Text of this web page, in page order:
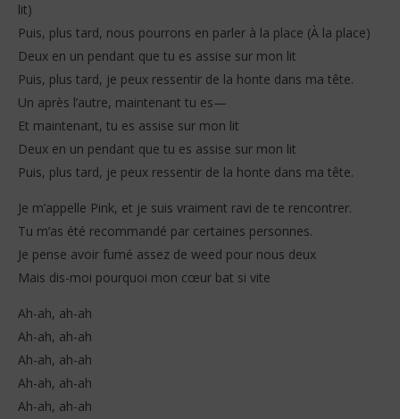
lit)
Puis, plus tard, nous pourrons en parler à la place (À la place)
Deux en un pendant que tu es assise sur mon lit
Puis, plus tard, je peux ressentir de la honte dans ma tête.
Un après l’autre, maintenant tu es—
Et maintenant, tu es assise sur mon lit
Deux en un pendant que tu es assise sur mon lit
Puis, plus tard, je peux ressentir de la honte dans ma tête.
Je m’appelle Pink, et je suis vraiment ravi de te rencontrer.
Tu m’as été recommandé par certaines personnes.
Je pense avoir fumé assez de weed pour nous deux
Mais dis-moi pourquoi mon cœur bat si vite
Ah-ah, ah-ah
Ah-ah, ah-ah
Ah-ah, ah-ah
Ah-ah, ah-ah
Ah-ah, ah-ah